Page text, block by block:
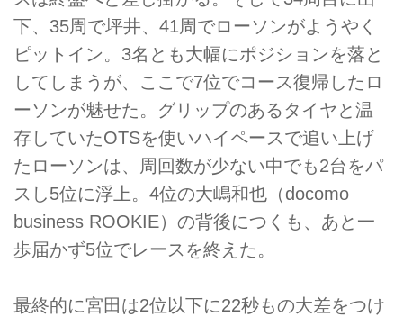
下、35周で坪井、41周でローソンがようやく
ピットイン。3名とも大幅にポジションを落と
してしまうが、ここで7位でコース復帰したロ
ーソンが魅せた。グリップのあるタイヤと温
存していたOTSを使いハイペースで追い上げ
たローソンは、周回数が少ない中でも2台をパ
スし5位に浮上。4位の大嶋和也（docomo
business ROOKIE）の背後につくも、あと一
歩届かず5位でレースを終えた。
最終的に宮田は2位以下に22秒もの大差をつけ